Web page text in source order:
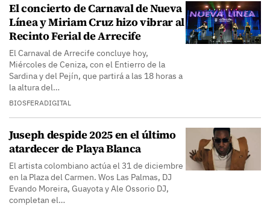
El concierto de Carnaval de Nueva
Línea y Miriam Cruz hizo vibrar al
Recinto Ferial de Arrecife
El Carnaval de Arrecife concluye hoy,
Miércoles de Ceniza, con el Entierro de la
Sardina y del Pejín, que partirá a las 18 horas a
la altura del…
BIOSFERADIGITAL
Juseph despide 2025 en el último
atardecer de Playa Blanca
El artista colombiano actúa el 31 de diciembre
en la Plaza del Carmen. Wos Las Palmas, DJ
Evando Moreira, Guayota y Ale Ossorio DJ,
completan el…